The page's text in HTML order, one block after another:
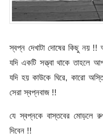
স্বপ্ন দেখাটা দোষের কিছু নয়
যদি একটি সত্ত্বা থাকে
যদি হয় কাউকে ঘিরে, কারো
সেরা স্বপ্নবাজ !!
যে স্বপ্নকে বাস্তবের মোড়লে
দিবেন !!